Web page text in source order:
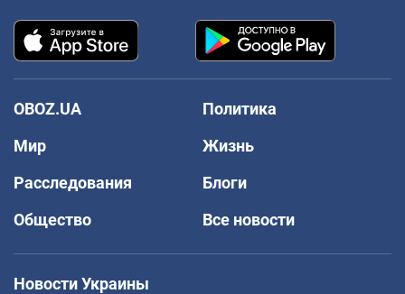
OBOZ.UA
Политика
Мир
Жизнь
Расследования
Блоги
Общество
Все новости
Новости Украины